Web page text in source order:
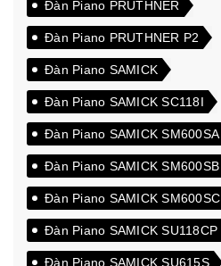
Đàn Piano PRUTHNER
Đàn Piano PRUTHNER P2
Đàn Piano SAMICK
Đàn Piano SAMICK SC118I
Đàn Piano SAMICK SM600SA
Đàn Piano SAMICK SM600SB
Đàn Piano SAMICK SM600SC
Đàn Piano SAMICK SU118CP
Đàn Piano SAMICK SU615S